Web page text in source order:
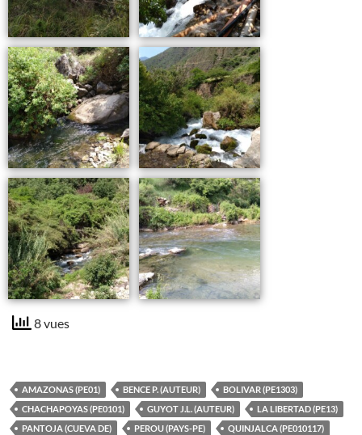
8 vues
AMAZONAS (PE01) BENCE P. (AUTEUR)
BOLIVAR (PE1303)
CHACHAPOYAS (PE0101)
GUYOT J.L. (AUTEUR)
LA LIBERTAD (PE13)
PANTOJA (CUEVA DE)
PEROU (PAYS-PE)
QUINJALCA (PE010117)